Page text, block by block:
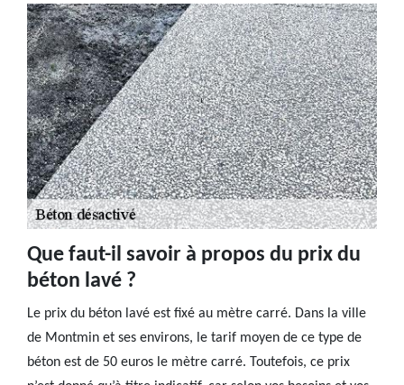
Que faut-il savoir à propos du prix du
béton lavé ?
Le prix du béton lavé est fixé au mètre carré. Dans la ville
de Montmin et ses environs, le tarif moyen de ce type de
béton est de 50 euros le mètre carré. Toutefois, ce prix